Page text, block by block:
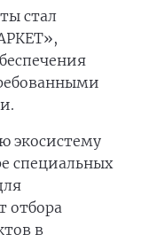
стал
экосистему
специальных
отбора
в